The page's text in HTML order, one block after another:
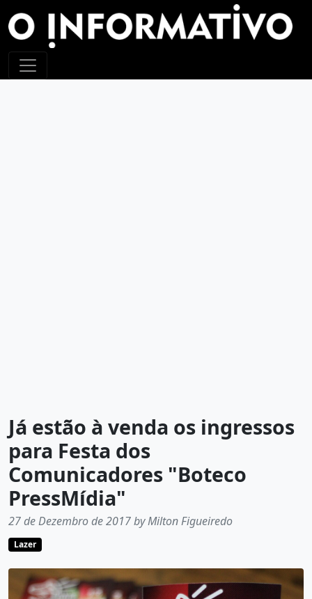
Já estão à venda os ingressos
para Festa dos
Comunicadores "Boteco
PressMídia"
27 de Dezembro de 2017 by Milton Figueiredo
Lazer